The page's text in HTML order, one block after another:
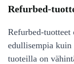
Refurbed-
Refurbed-tuotteet
edullisempia
tuoteilla on